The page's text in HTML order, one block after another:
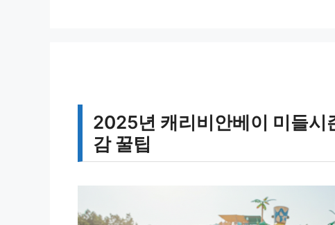
2025년 캐리비안베이 미들시
감 꿀팁